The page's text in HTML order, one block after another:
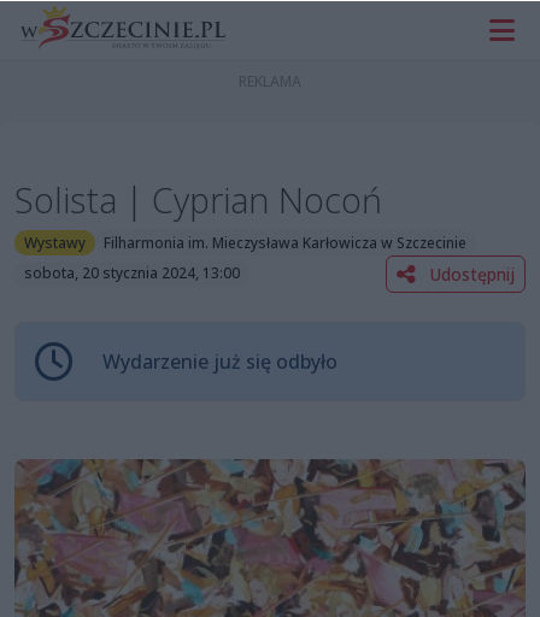
Solista | Cyprian Nocoń
Wystawy
Filharmonia im. Mieczysława Karłowicza w Szczecinie
sobota, 20 stycznia 2024, 13:00
Udostępnij
Wydarzenie już się odbyło